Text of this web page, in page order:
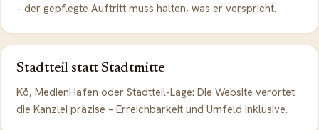
– der gepflegte Auftritt muss halten, was er verspricht.
Stadtteil statt Stadtmitte
Kö, MedienHafen oder Stadtteil-Lage: Die Website verortet
die Kanzlei präzise – Erreichbarkeit und Umfeld inklusive.